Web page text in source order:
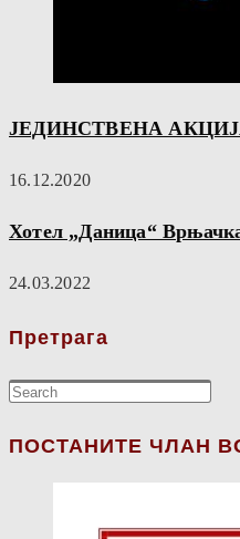
ЈЕДИНСТВЕНА
16.12.2020
Хотел „Даница“
24.03.2022
Претрага
ПОСТАНИТЕ ЧЛАН